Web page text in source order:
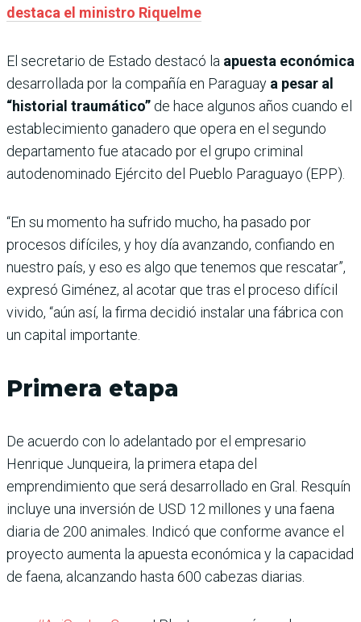
destaca el ministro Riquelme
El secretario de Estado destacó la apuesta económica
desarrollada por la compañía en Paraguay a pesar al
“historial traumático” de hace algunos años cuando el
establecimiento ganadero que opera en el segundo
departamento fue atacado por el grupo criminal
autodenominado Ejército del Pueblo Paraguayo (EPP).
“En su momento ha sufrido mucho, ha pasado por
procesos difíciles, y hoy día avanzando, confiando en
nuestro país, y eso es algo que tenemos que rescatar”,
expresó Giménez, al acotar que tras el proceso difícil
vivido, “aún así, la firma decidió instalar una fábrica con
un capital importante.
Primera etapa
De acuerdo con lo adelantado por el empresario
Henrique Junqueira, la primera etapa del
emprendimiento que será desarrollado en Gral. Resquín
incluye una inversión de USD 12 millones y una faena
diaria de 200 animales. Indicó que conforme avance el
proyecto aumenta la apuesta económica y la capacidad
de faena, alcanzando hasta 600 cabezas diarias.